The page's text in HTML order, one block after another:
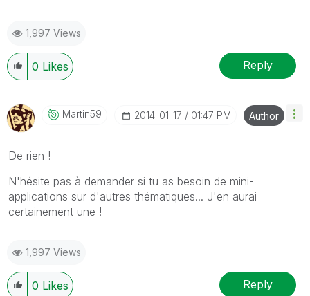
1,997 Views
0 Likes Reply
Martin59 ‎2014-01-17 01:47 PM Author
De rien !
N'hésite pas à demander si tu as besoin de mini-
applications sur d'autres thématiques... J'en aurai
certainement une !
1,997 Views
0 Likes Reply